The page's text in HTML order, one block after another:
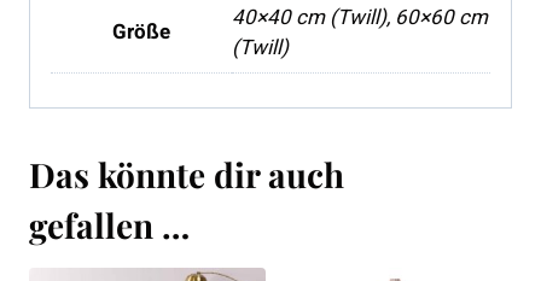
Größe
40×40 cm (Twill), 60×60 cm
(Twill)
Das könnte dir auch
gefallen …